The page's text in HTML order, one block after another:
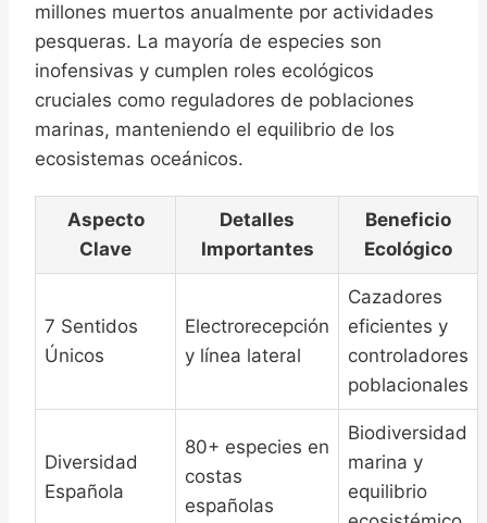
millones muertos anualmente por actividades
pesqueras. La mayoría de especies son
inofensivas y cumplen roles ecológicos
cruciales como reguladores de poblaciones
marinas, manteniendo el equilibrio de los
ecosistemas oceánicos.
Aspecto
Clave
Detalles
Importantes
Beneficio
Ecológico
7 Sentidos
Únicos
Electrorecepción
y línea lateral
Cazadores
eficientes y
controladores
poblacionales
Diversidad
Española
80+ especies en
costas
españolas
Biodiversidad
marina y
equilibrio